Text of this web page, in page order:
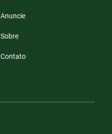
Anuncie
Sobre
Contato